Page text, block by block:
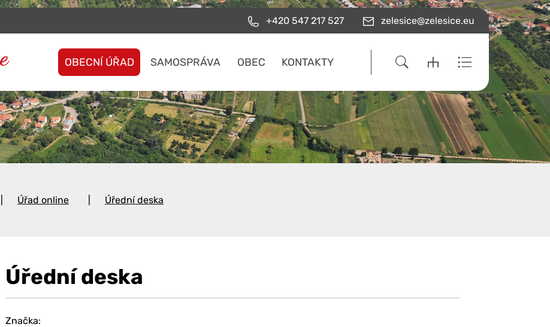
+420 547 217 527 zelesice@zelesice.eu
OBECNÍ ÚŘAD SAMOSPRÁVA OBEC KONTAKTY
Úřad online Úřední deska
Úřední deska
Značka: